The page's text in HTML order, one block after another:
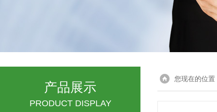
产品展示
PRODUCT DISPLAY
您现在的位置